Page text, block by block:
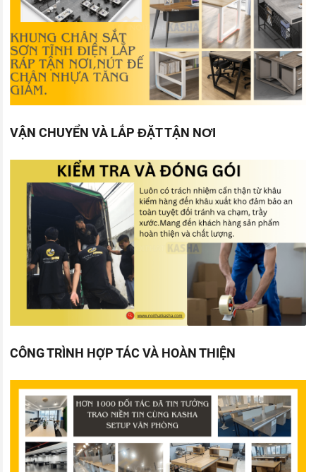
VẬN CHUYỂN VÀ LẮP ĐẶT TẬN NƠI
CÔNG TRÌNH HỢP TÁC VÀ HOÀN THIỆN